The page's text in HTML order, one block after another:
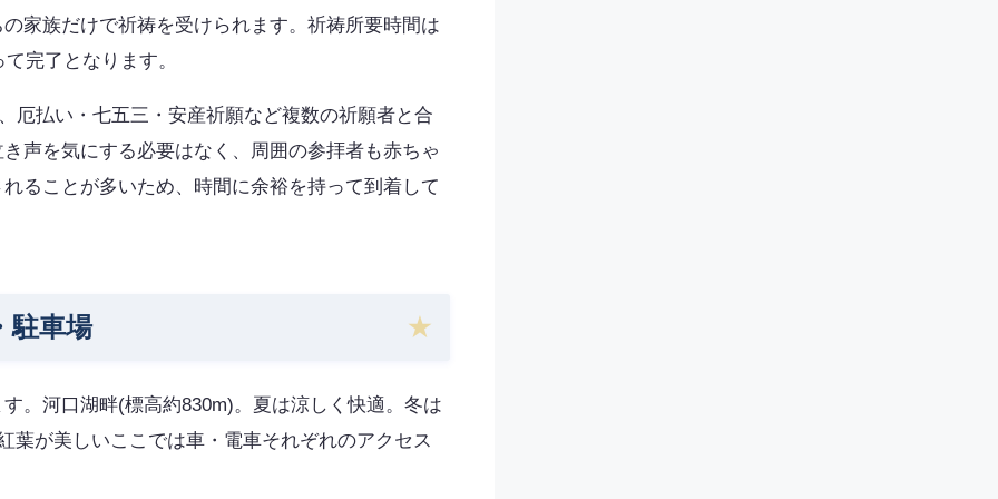
家族だけで祈祷を受けられます。祈祷所要時間は
完了となります。
厄払い・七五三・安産祈願など複数の祈願者と合
声を気にする必要はなく、周囲の参拝者も赤ちゃ
ることが多いため、時間に余裕を持って到着して
駐車場
。河口湖畔(標高約830m)。夏は涼しく快適。冬は
葉が美しいここでは車・電車それぞれのアクセス